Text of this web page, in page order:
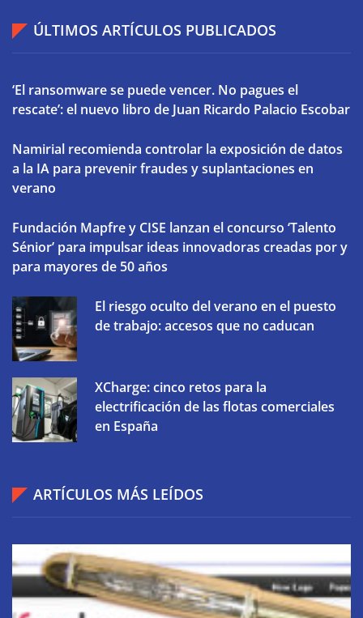
ÚLTIMOS ARTÍCULOS PUBLICADOS
‘El ransomware se puede vencer. No pagues el
rescate’: el nuevo libro de Juan Ricardo Palacio Escobar
Namirial recomienda controlar la exposición de datos
a la IA para prevenir fraudes y suplantaciones en
verano
Fundación Mapfre y CISE lanzan el concurso ‘Talento
Sénior’ para impulsar ideas innovadoras creadas por y
para mayores de 50 años
El riesgo oculto del verano en el puesto
de trabajo: accesos que no caducan
XCharge: cinco retos para la
electrificación de las flotas comerciales
en España
ARTÍCULOS MÁS LEÍDOS